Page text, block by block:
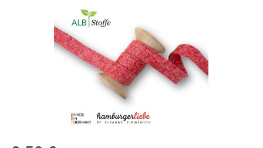
Bildergalerie überspringen